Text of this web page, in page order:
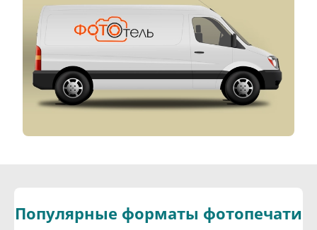
Популярные форматы фотопечати